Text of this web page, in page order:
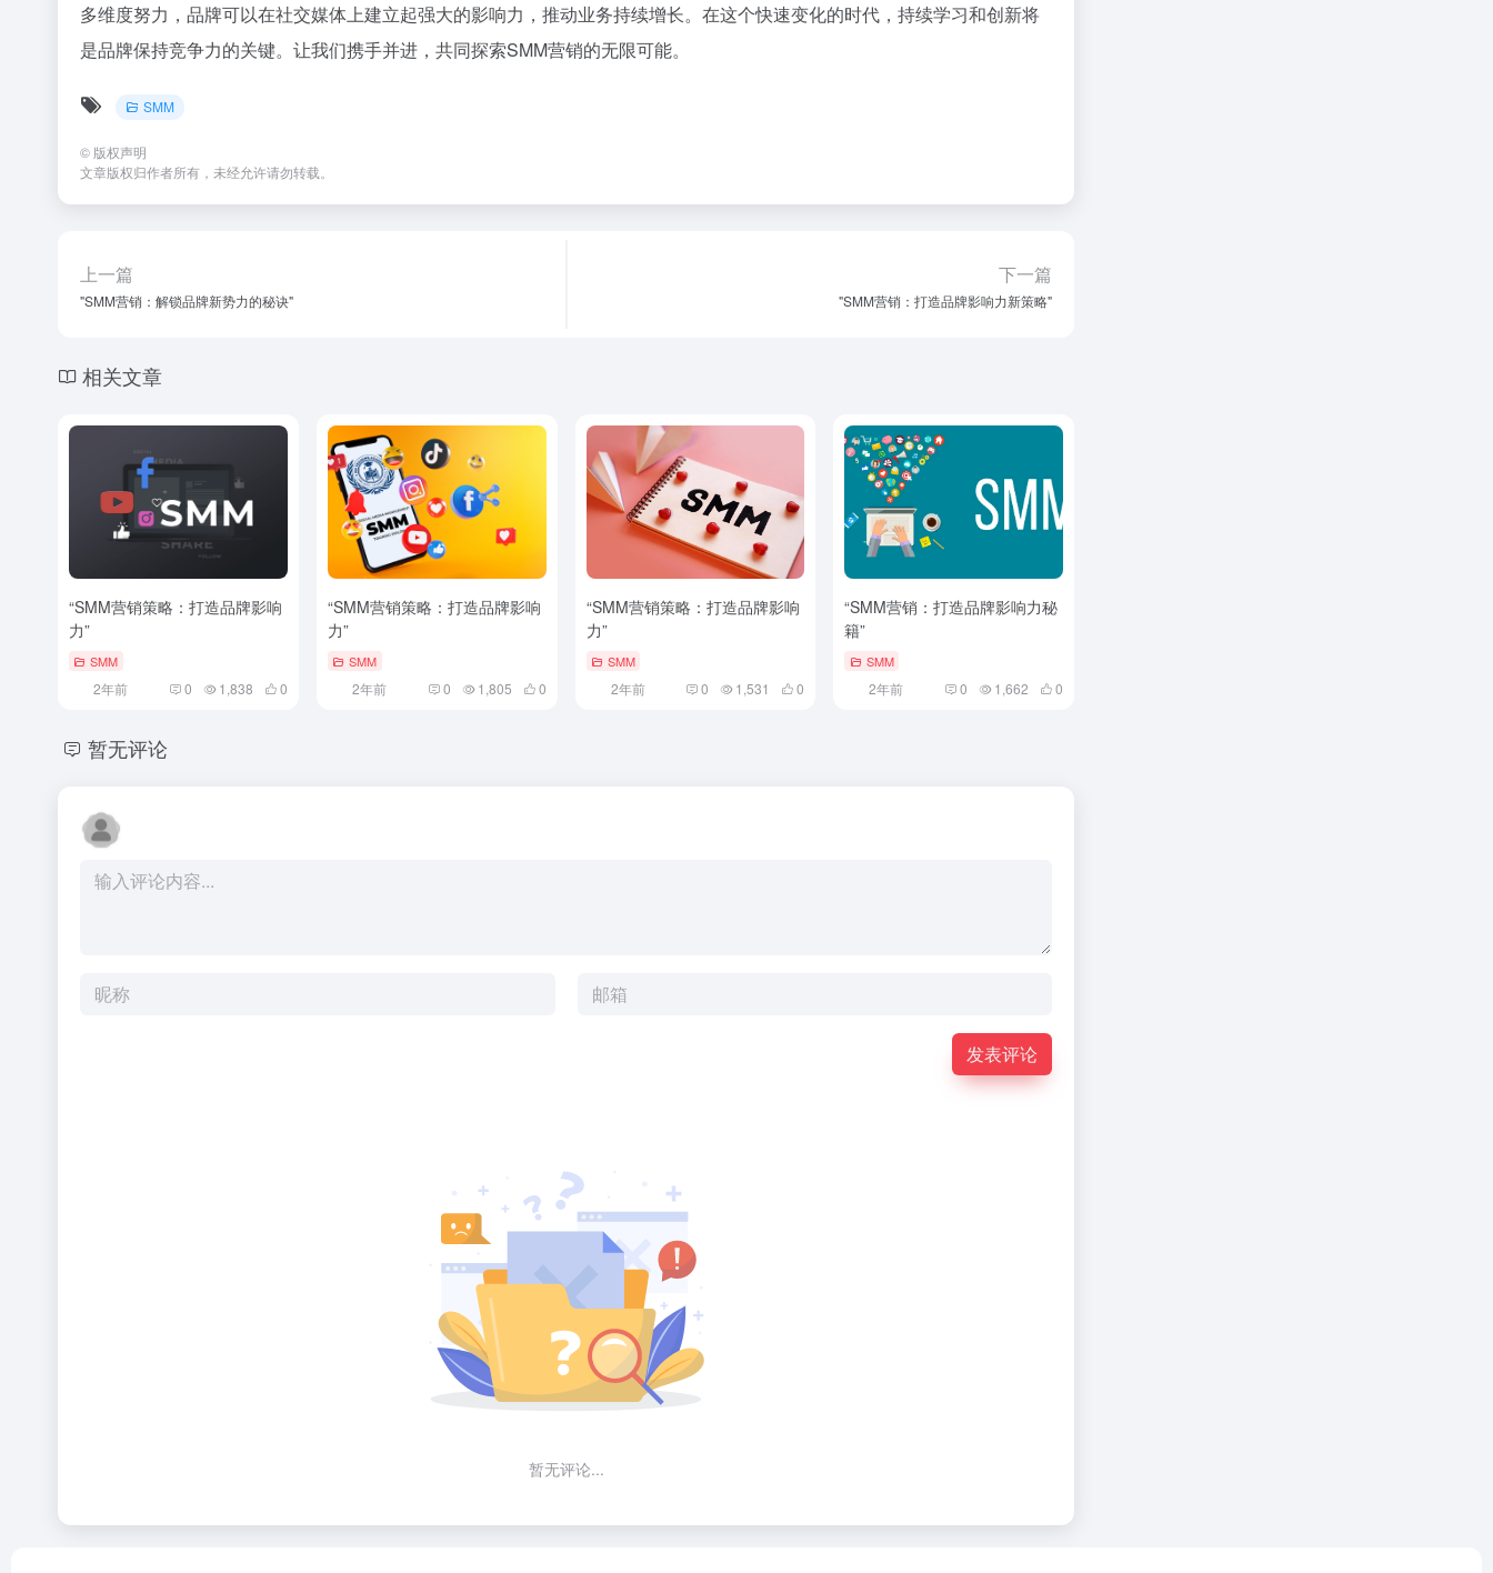
多维度努力，品牌可以在社交媒体上建立起强大的影响力，推动业务持续增长。在这个快速变化的时代，持续学习和创新将
是品牌保持竞争力的关键。让我们携手并进，共同探索SMM营销的无限可能。
SMM
© 版权声明
文章版权归作者所有，未经允许请勿转载。
上一篇
"SMM营销：解锁品牌新势力的秘诀"
下一篇
"SMM营销：打造品牌影响力新策略"
相关文章
“SMM营销策略：打造品牌影响
力”
SMM
2年前 0 1,838 0
“SMM营销策略：打造品牌影响
力”
SMM
2年前 0 1,805 0
“SMM营销策略：打造品牌影响
力”
SMM
2年前 0 1,531 0
“SMM营销：打造品牌影响力秘
籍”
SMM
2年前 0 1,662 0
暂无评论
发表评论
暂无评论...